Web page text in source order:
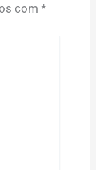
com *